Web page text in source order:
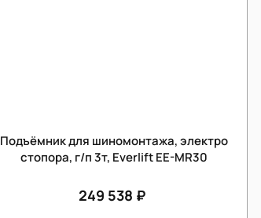
Подъёмник для шиномонтажа, электро
стопора, г/п 3т, Everlift EE-MR30
249 538 ₽